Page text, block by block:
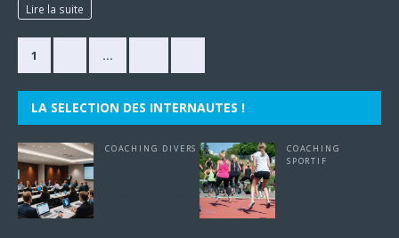
Lire la suite
1 …
LA SELECTION DES INTERNAUTES !
COACHING DIVERS
COACHING
SPORTIF